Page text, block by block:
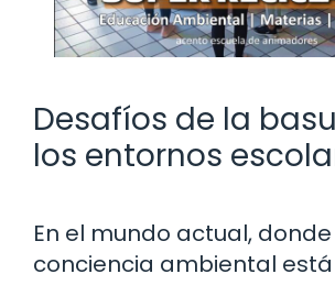
Desafíos de la
los entornos
En el mundo actual,
conciencia ambiental